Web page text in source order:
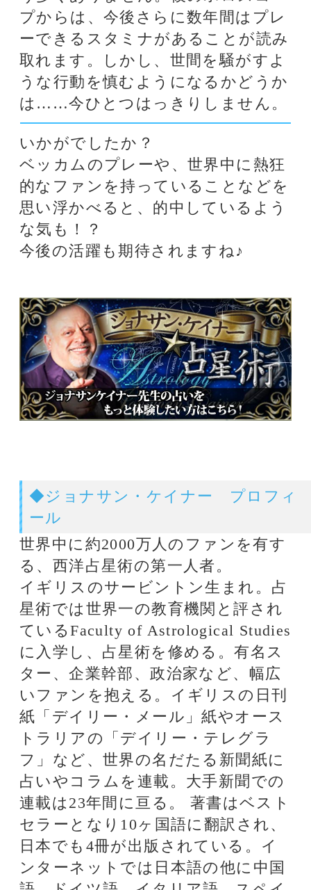
に入学し、占星術を修める。有名ス
ター、企業幹部、政治家など、幅広
いファンを抱える。イギリスの日刊
紙「デイリー・メール」紙やオース
トラリアの「デイリー・テレグラ
フ」など、世界の名だたる新聞紙に
占いやコラムを連載。大手新聞での
日本でも4冊が出版されている。イ
ンターネットでは日本語の他に中国
語、ドイツ語、イタリア語、スペイ
ン語で占いを配信中。
★当たると評判のジョナサンケイナ
ー先生の占いを体験したい方はこち
ら
関連タグ
12星座占い ｼﾞｮﾅｻﾝｹｲﾅｰ
話題のタグ
12星座占い
電話とメール鑑定のウラナ
ジョナサンケイナー､有名人の
ホロスコープを鑑定!③ブリト
ニー･スピアーズ
ジョナサンケイナーの星座別2
016年2月の運勢
ジョナサンケイナーの星座別2
016年1月の運勢
016年3月の運勢
当たると評判の話題の占い師
紫月香帆
独自に研究を重ねた
風水で、相談者を開